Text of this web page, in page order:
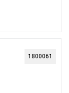
1800061